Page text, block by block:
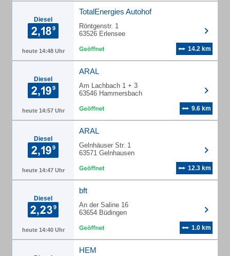
Diesel
heute 14:48 Uhr
TotalEnergies Autohof
Röntgenstr. 1
63526 Erlensee
14.2 km
Diesel
heute 14:57 Uhr
ARAL
Am Lachbach 1 + 3
63546 Hammersbach
9.6 km
Diesel
heute 14:47 Uhr
ARAL
Gelnhäuser Str. 1
63571 Gelnhausen
12.3 km
Diesel
heute 14:40 Uhr
bft
An der Saline 16
63654 Büdingen
1.0 km
HEM